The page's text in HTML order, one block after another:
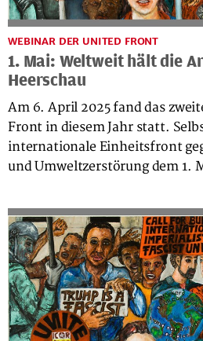
WEBINAR DER UNITED FRONT
1. Mai: Weltweit hält die
Heerschau
Am 6. April 2025 fand das
Front in diesem Jahr statt.
internationale Einheitsfront
und Umweltzerstörung dem 1.